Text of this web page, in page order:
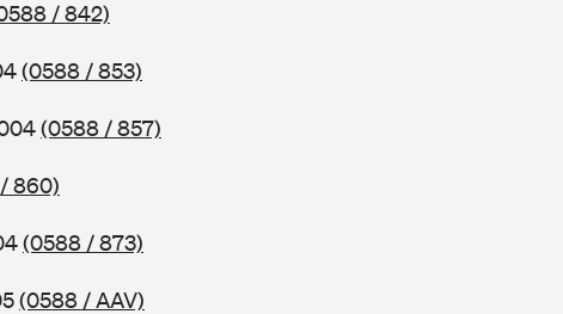
/ 842)
(0588 / 853)
(0588 / 857)
860)
(0588 / 873)
(0588 / AAV)